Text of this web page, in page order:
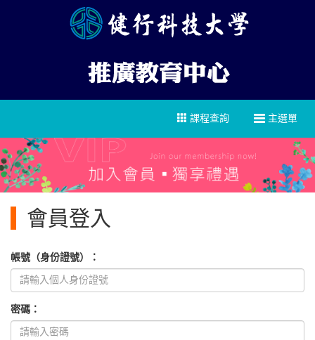
主選單
課程查詢
會員登入
帳號（身份證號）：
密碼：